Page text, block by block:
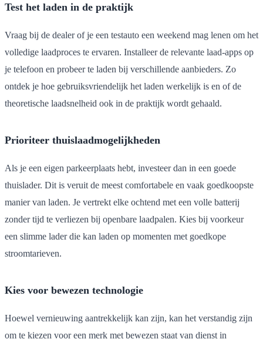
Test het laden in de praktijk
Vraag bij de dealer of je een testauto een weekend mag lenen om het
volledige laadproces te ervaren. Installeer de relevante laad-apps op
je telefoon en probeer te laden bij verschillende aanbieders. Zo
ontdek je hoe gebruiksvriendelijk het laden werkelijk is en of de
theoretische laadsnelheid ook in de praktijk wordt gehaald.
Prioriteer thuislaadmogelijkheden
Als je een eigen parkeerplaats hebt, investeer dan in een goede
thuislader. Dit is veruit de meest comfortabele en vaak goedkoopste
manier van laden. Je vertrekt elke ochtend met een volle batterij
zonder tijd te verliezen bij openbare laadpalen. Kies bij voorkeur
een slimme lader die kan laden op momenten met goedkope
stroomtarieven.
Kies voor bewezen technologie
Hoewel vernieuwing aantrekkelijk kan zijn, kan het verstandig zijn
om te kiezen voor een merk met bewezen staat van dienst in